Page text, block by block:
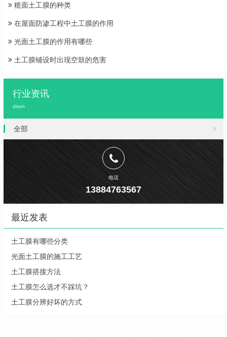
糙面土工膜的种类
在屋面防渗工程中土工膜的作用
光面土工膜的作用有哪些
土工膜铺设时出现空鼓的危害
行业资讯
zixun
全部
电话
13884763567
最近发表
土工膜有哪些分类
光面土工膜的施工工艺
土工膜搭接方法
土工膜怎么选才不踩坑？
土工膜分辨好坏的方式